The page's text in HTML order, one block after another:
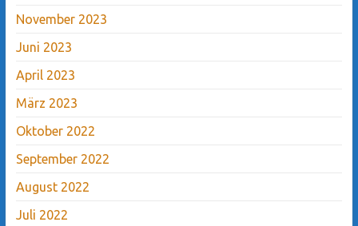
November 2023
Juni 2023
April 2023
März 2023
Oktober 2022
September 2022
August 2022
Juli 2022